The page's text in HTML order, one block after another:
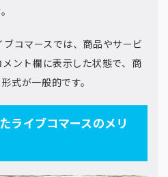
コマースでは、商品やサービ
ント欄に表示した状態で、商
式が一般的です。
ライブコマースのメリ